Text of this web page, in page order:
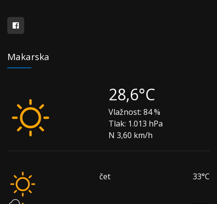
Makarska
28,6°C
Vlažnost: 84 %
Tlak: 1.013 hPa
N 3,60 km/h
čet 33°C